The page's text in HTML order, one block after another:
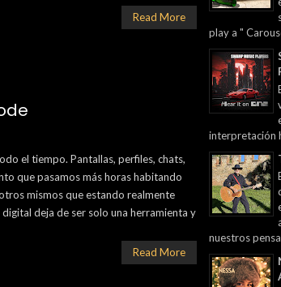
Read More
el tiempo. Pantallas, perfiles, chats,
que pasamos más horas habitando
mismos que estando realmente
deja de ser solo una herramienta y
Read More
play a "
interpretación
nuestros